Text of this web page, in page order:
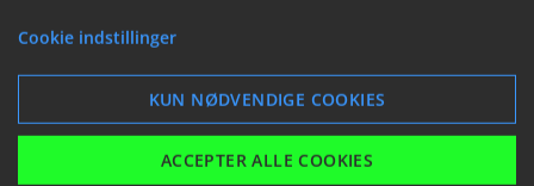
Cookie indstillinger
KUN NØDVENDIGE COOKIES
ACCEPTER ALLE COOKIES